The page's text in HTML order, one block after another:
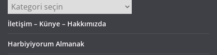
Kategoriler
İletişim – Künye – Hakkımızda
Harbiyiyorum Almanak